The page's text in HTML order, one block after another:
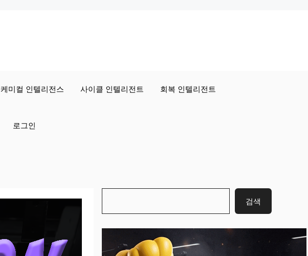
케미컬 인텔리전스 사이클 인텔리전트 회복 인텔리전트
로그인
검색